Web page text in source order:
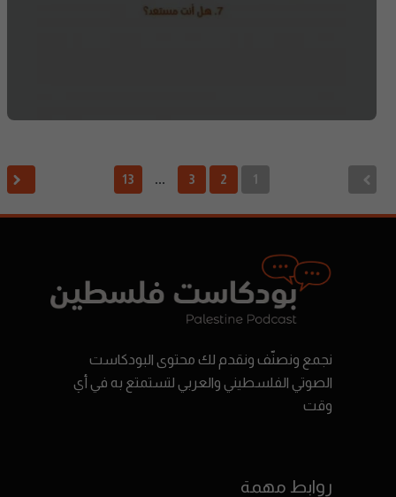
1
2
3
…
13
نجمع ونصنّف ونقدم لك محتوى البودكاست
الصوتي الفلسطيني والعربي لتستمتع به في أي
وقت
روابط مهمة